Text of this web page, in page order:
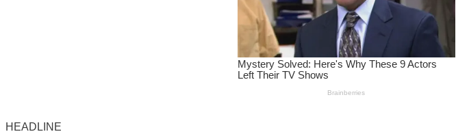
HEADLINE